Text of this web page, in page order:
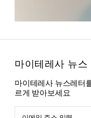
마이테레사 뉴스
마이테레사 뉴스레터
르게 받아보세요